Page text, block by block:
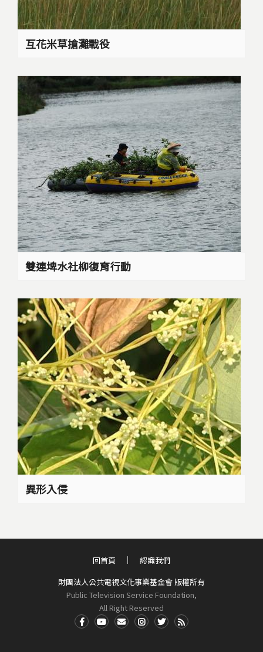
互花米草搶灘戰役
雙連埤水社柳復育行動
異形入侵
財團法人公共電視文化事業基金會 版權所有
Public Television Service Foundation,
All Right Reserved
回首頁 認識我們